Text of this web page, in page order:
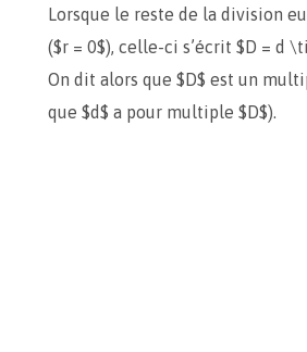
Lorsque le reste de la division
($r = 0$), celle-ci s’écrit $D = d
On dit alors que $D$ est un
que $d$ a pour multiple $D$).